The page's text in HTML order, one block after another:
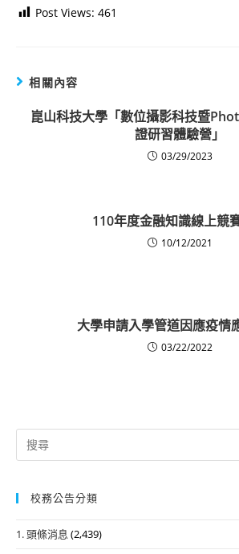
Post Views: 461
相關內容
崑山科技大學「數位攝影科技暨
證研習體驗營」
03/29/2023
110年度金融知識線上競
10/12/2021
大學申請入學管道因應疫情
03/22/2022
Search
for:
校務公告分類
1. 頭條消息 (2,439)